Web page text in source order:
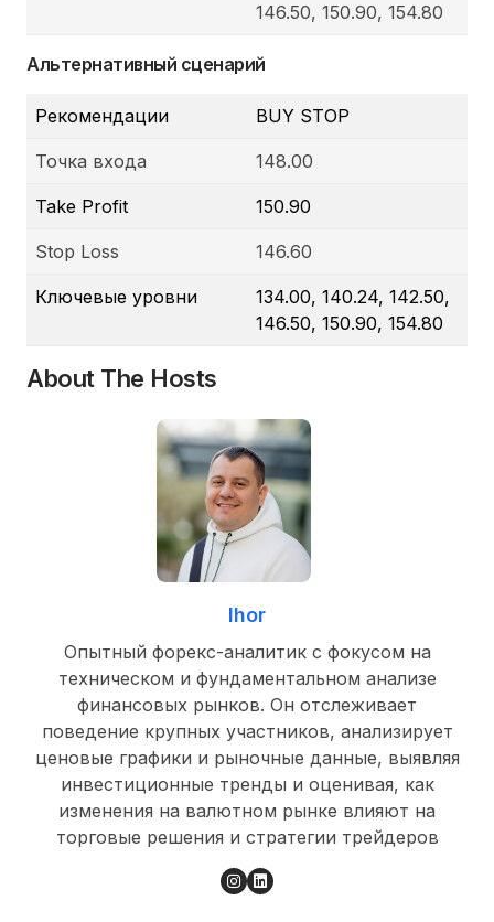
146.50, 150.90, 154.80
Альтернативный сценарий
Рекомендации BUY STOP
Точка входа 148.00
Take Profit 150.90
Stop Loss 146.60
Ключевые уровни
134.00, 140.24, 142.50,
146.50, 150.90, 154.80
About The Hosts
Ihor
Опытный форекс-аналитик с фокусом на
техническом и фундаментальном анализе
финансовых рынков. Он отслеживает
поведение крупных участников, анализирует
ценовые графики и рыночные данные, выявляя
инвестиционные тренды и оценивая, как
изменения на валютном рынке влияют на
торговые решения и стратегии трейдеров